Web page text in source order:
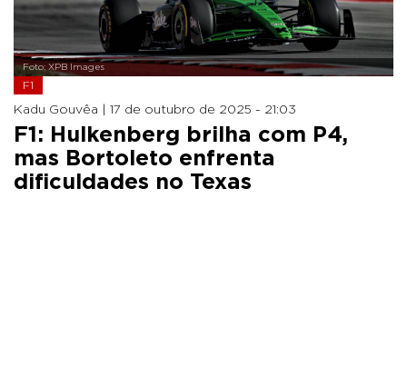
Foto: XPB Images
F1
Kadu Gouvêa | 17 de outubro de 2025 - 21:03
F1: Hulkenberg brilha com P4,
mas Bortoleto enfrenta
dificuldades no Texas